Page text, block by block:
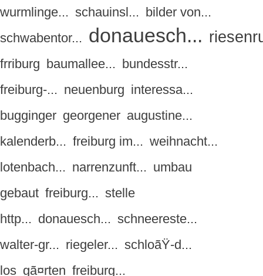
wurmlinge... schauinsl... bilder von...
schwabentor... donauesch...
frriburg baumallee... bundesstr...
freiburg-... neuenburg interessa...
bugginger georgener augustine...
kalenderb... freiburg im... weihnacht...
lotenbach... narrenzunft... umbau
gebaut freiburg... stelle
http... donauesch... schneereste...
walter-gr... riegeler... schloãŸ-d...
los gã¤rten freiburg...